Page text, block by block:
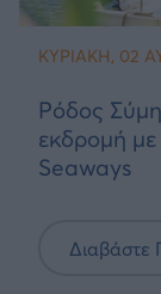
ΚΥΡΙΑΚΉ, 02
Ρόδος
εκδρομή
Seaways
Διαβάστε